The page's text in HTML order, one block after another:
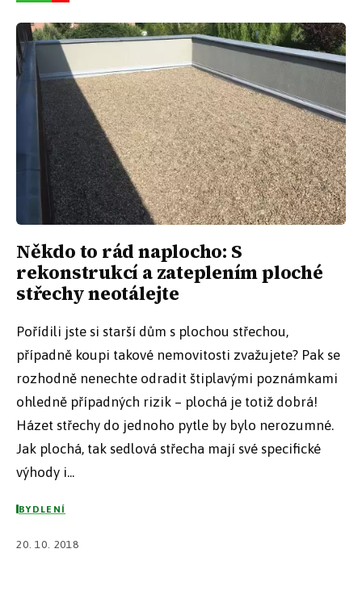
Někdo to rád naplocho: S
rekonstrukcí a zateplením ploché
střechy neotálejte
Pořídili jste si starší dům s plochou střechou,
případně koupi takové nemovitosti zvažujete? Pak se
rozhodně nenechte odradit štiplavými poznámkami
ohledně případných rizik – plochá je totiž dobrá!
Házet střechy do jednoho pytle by bylo nerozumné.
Jak plochá, tak sedlová střecha mají své specifické
výhody i...
BYDLENÍ
20. 10. 2018